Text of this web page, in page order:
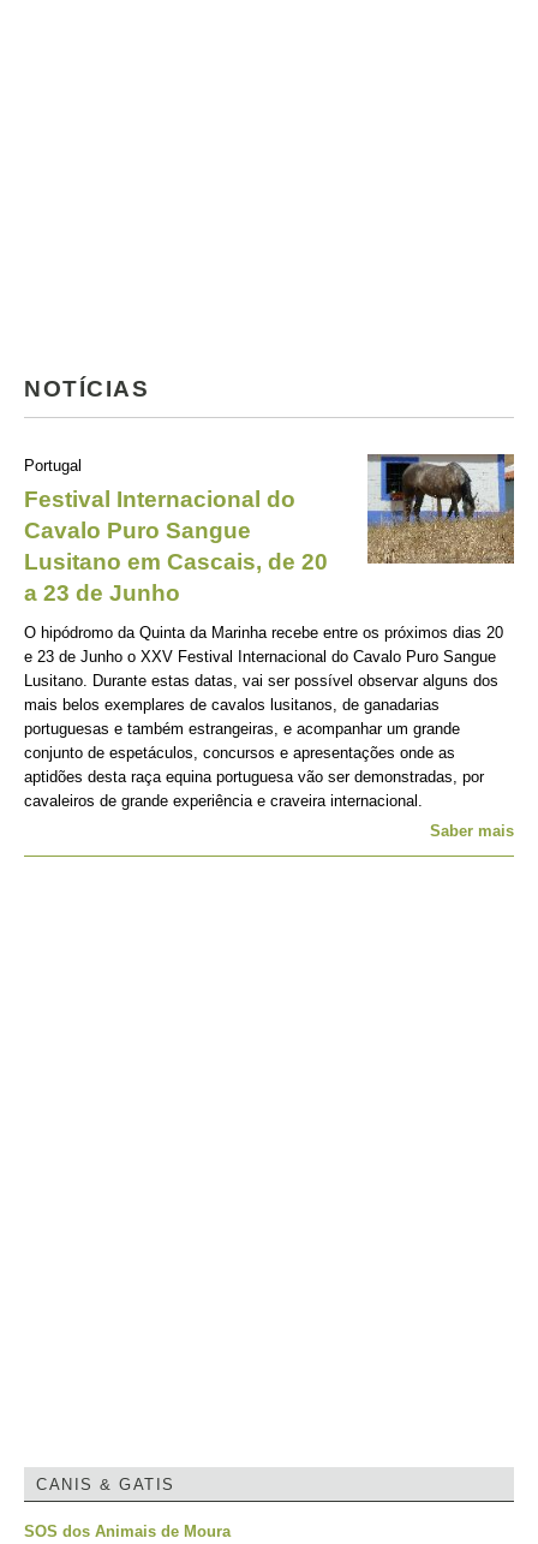
NOTÍCIAS
Portugal
Festival Internacional do
Cavalo Puro Sangue
Lusitano em Cascais, de 20
a 23 de Junho
O hipódromo da Quinta da Marinha recebe entre os próximos dias 20
e 23 de Junho o XXV Festival Internacional do Cavalo Puro Sangue
Lusitano. Durante estas datas, vai ser possível observar alguns dos
mais belos exemplares de cavalos lusitanos, de ganadarias
portuguesas e também estrangeiras, e acompanhar um grande
conjunto de espetáculos, concursos e apresentações onde as
aptidões desta raça equina portuguesa vão ser demonstradas, por
cavaleiros de grande experiência e craveira internacional.
Saber mais
CANIS & GATIS
SOS dos Animais de Moura